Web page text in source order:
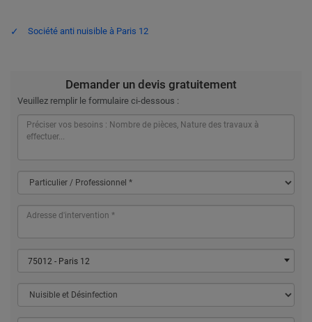
Société anti nuisible à Paris 12
Demander un devis gratuitement
Veuillez remplir le formulaire ci-dessous :
75012 - Paris 12